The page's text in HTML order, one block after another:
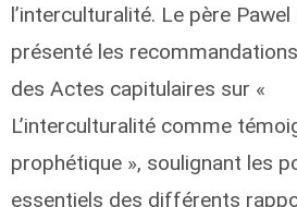
l’interculturalité. Le père Pawel
présenté les
des Actes capitulaires sur «
L’interculturalité comme
prophétique », soulignant les
essentiels des différents